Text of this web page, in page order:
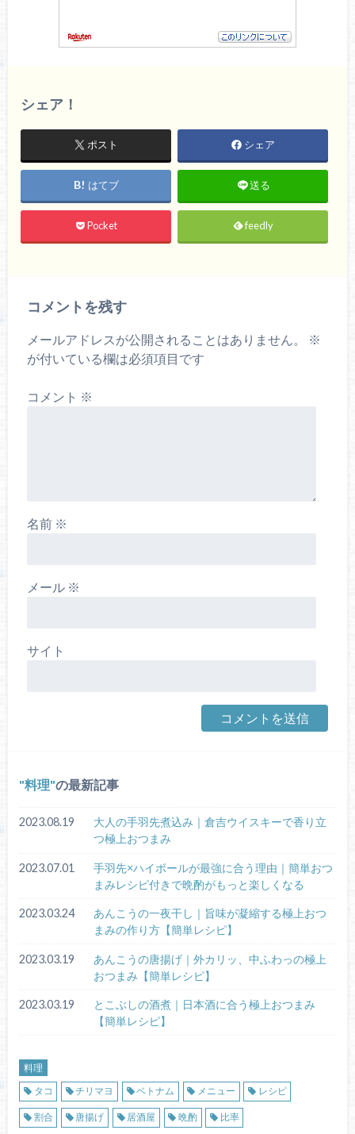
シェア！
ポスト シェア
はてブ 送る
Pocket feedly
コメントを残す
メールアドレスが公開されることはありません。
※
が付いている欄は必須項目です
コメント ※
名前 ※
メール ※
サイト
料理 の最新記事
2023.08.19
大人の手羽先煮込み｜倉吉ウイスキーで香り立
つ極上おつまみ
2023.07.01
手羽先×ハイボールが最強に合う理由｜簡単おつ
まみレシピ付きで晩酌がもっと楽しくなる
2023.03.24
あんこうの一夜干し｜旨味が凝縮する極上おつ
まみの作り方【簡単レシピ】
2023.03.19
あんこうの唐揚げ｜外カリッ、中ふわっの極上
おつまみ【簡単レシピ】
2023.03.19
とこぶしの酒煮｜日本酒に合う極上おつまみ
【簡単レシピ】
料理
タコ
チリマヨ ベトナム メニュー レシピ
割合 唐揚げ 居酒屋 晩酌 比率